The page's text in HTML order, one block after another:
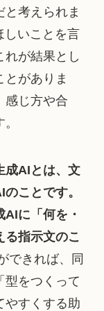
考えられま
しいことを言
れが結果とし
がありま
感じ方や合
成AIとは、文
ことです。
に「何を・
る指示文のこ
できれば、同
型をつくって
やすくする助